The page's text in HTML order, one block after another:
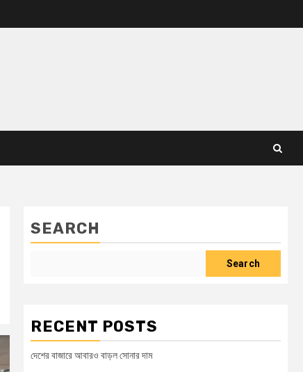
SEARCH
Search
RECENT POSTS
দেশের বাজারে আবারও বাড়ল সোনার দাম